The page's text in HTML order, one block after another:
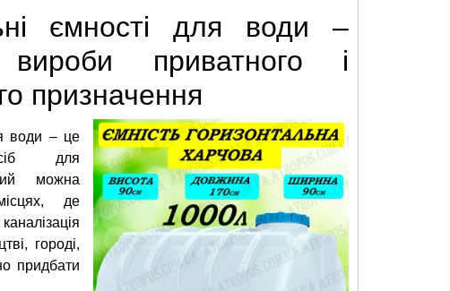
ємності для води –
вироби приватного і
призначення
води – це
для
можна
де
городі,
придбати